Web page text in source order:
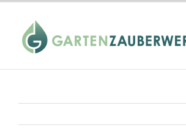
Zum
springen